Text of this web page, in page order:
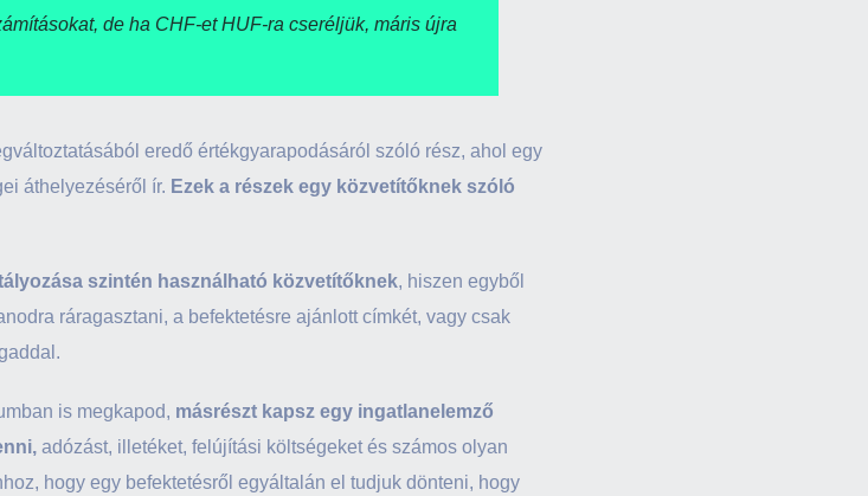
de ha CHF-et HUF-ra cseréljük, máris újra
eredő értékgyarapodásáról szóló rész, ahol egy
áthelyezéséről ír. Ezek a részek egy közvetítőknek szóló
szintén használható közvetítőknek, hiszen egyből
ráragasztani, a befektetésre ajánlott címkét, vagy csak
is megkapod, másrészt kapsz egy ingatlanelemző
adózást, illetéket, felújítási költségeket és számos olyan
hogy egy befektetésről egyáltalán el tudjuk dönteni, hogy